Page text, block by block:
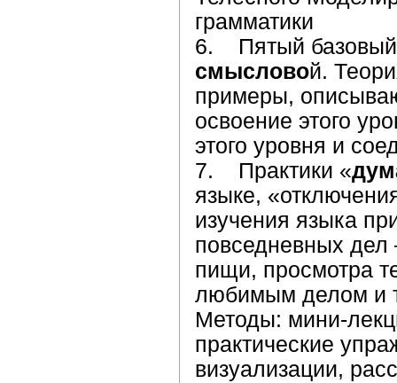
грамматики
6. Пятый базовый
смысловой.
примеры,
освоение этого
этого уровня и
7. Практики «
языке,
изучения языка
повседневных дел
пищи, просмотра
любимым делом и
Методы: мини-
практические
визуализации,